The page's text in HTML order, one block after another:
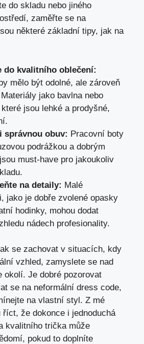
do skladu nebo jiného
zaměřte se na
některé základní tipy, jak na
do kvalitního oblečení:
mělo být odolné, ale zároveň
jako bavlna nebo
jsou lehké a prodyšné,
správnou obuv: Pracovní boty
podrážkou a dobrým
must-have pro jakoukoliv
na detaily: Malé
jako je dobře zvolené opasky
hodinky, mohou dodat
nádech profesionality.
se zachovat v situacích, kdy
vzhled, zamyslete se nad
okolí. Je dobré pozorovat
se na neformální dress code,
na vlastní styl. Z mé
říct, že dokonce i jednoduchá
kvalitního trička může
pokud to doplníte